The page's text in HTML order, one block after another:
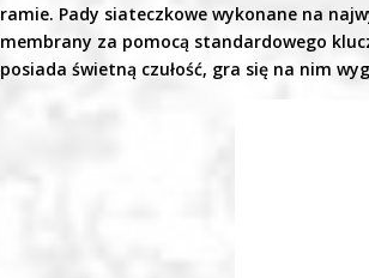
ramie. Pady siateczkowe wykonane na
membrany za pomocą standardowego
posiada świetną czułość, gra się na nim